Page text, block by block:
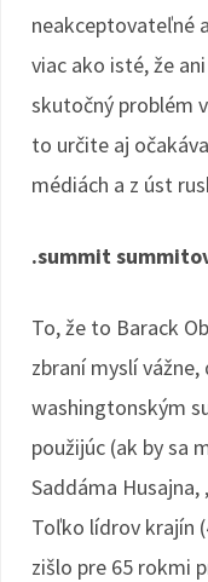
neakceptovateľné
viac ako isté, že
skutočný problém
to určite aj
médiách a z úst
.summit
To, že to Barack
zbraní myslí
washingtonským
použijúc (ak by sa
Saddáma
Toľko lídrov krajín
zišlo pre 65 rokmi